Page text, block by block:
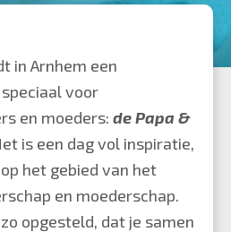
V.I.P.
dag
op
26
april
a.s.!
in Arnhem een
voor
en moeders: de Papa &
is een dag vol inspiratie,
het gebied van het
en moederschap.
opgesteld, dat je samen